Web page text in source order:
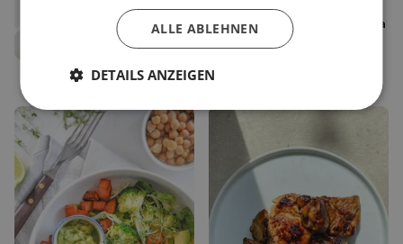
Speichern
Carina Geppert
Food Bloggerin, Clean
36
Speichern
Quinoa-Salat mit
Zitronenhuhn und Gremolata
Anna Mahlodji
ALLE ABLEHNEN
DETAILS ANZEIGEN